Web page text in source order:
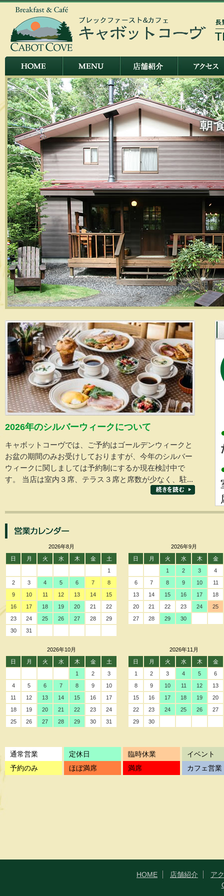
2026年のシルバーウィークについて
キャボットコーヴでは、ご予約はゴールデンウィークと
お盆の期間のみお受けしておりますが、今年のシルバー
ウィークに関しましては予約制にするか現在検討中で
す。 当店は室内３席、テラス３席と席数が少なく、駐...
2026年8月
日
月 火 水 木 金
土
1
2
3 4 5 6 7
8
9
10 11 12 13 14
15
16
17 18 19 20 21
22
23
24 25 26 27 28
29
30
31
2026年9月
日
月 火 水 木
金
1
2 3
4
6
7 8 9 10
11
13
14 15 16 17
18
20
21 22 23 24
25
27
28 29 30
2026年10月
日
月 火 水 木 金
土
1
2
3
4
5 6 7 8 9
10
11
12 13 14 15 16
17
18
19 20 21 22 23
24
25
26 27 28 29 30 31
2026年11月
日
月 火 水 木
金
1
2 3 4 5
6
8
9 10 11 12
13
15
16 17 18 19
20
22
23 24 25 26
27
29
30
通常営業 定休日 臨時休業
イベント
予約のみ
ほぼ満席 満席 カフェ営業
HOME 店舗紹介
ア